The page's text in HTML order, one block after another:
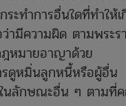
ทำการอื่นใดที่ทำให้เ
มีความผิด ตามพระ
หมายอาญาด้วย
รดูหมิ่นลูกหนี้หรือผู้อื่น
นลักษณะอื่น ๆ ตามที่